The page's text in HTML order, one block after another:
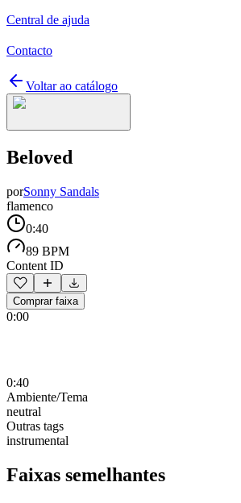
Central de ajuda
Contacto
Voltar ao catálogo
Beloved
porSonny Sandals
flamenco
0:40
89 BPM
Content ID
Comprar faixa
0:00
0:40
Ambiente/Tema
neutral
Outras tags
instrumental
Faixas semelhantes